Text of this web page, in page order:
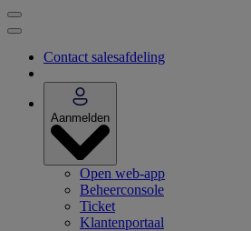
Contact salesafdeling
Aanmelden
Open web-app
Beheerconsole
Ticket
Klantenportaal